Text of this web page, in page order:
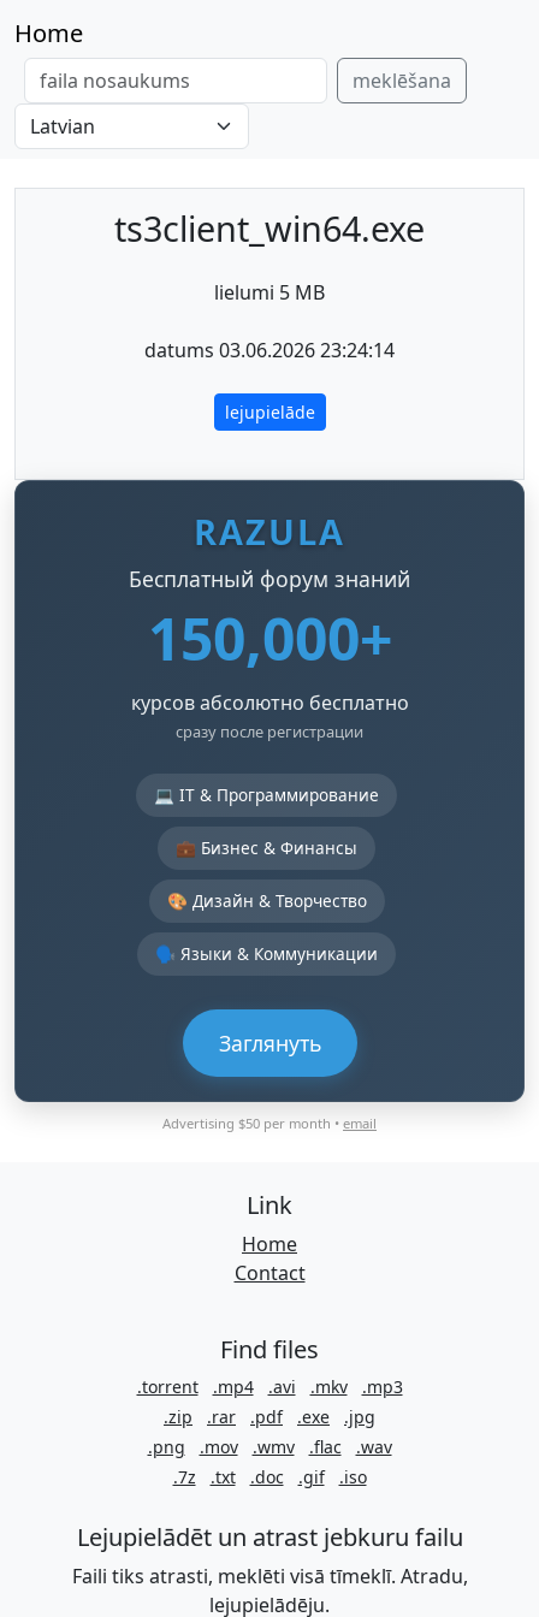
Home
meklēšana
ts3client_win64.exe
lielumi 5 MB
datums 03.06.2026 23:24:14
lejupielāde
RAZULA
Бесплатный форум знаний
150,000+
курсов абсолютно бесплатно
сразу после регистрации
💻 IT & Программирование
💼 Бизнес & Финансы
🎨 Дизайн & Творчество
🗣️ Языки & Коммуникации
Заглянуть
Advertising $50 per month • email
Link
Home
Contact
Find files
.torrent .mp4 .avi .mkv
.mp3
.zip
.rar .pdf .exe
.jpg
.png
.mov .wmv .flac
.wav
.7z
.txt .doc .gif .iso
Lejupielādēt un atrast jebkuru failu
Faili tiks atrasti, meklēti visā tīmeklī. Atradu,
lejupielādēju.